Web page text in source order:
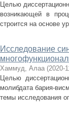
Целью
возникающей в
строится на основе
Исследование
Хаммуд, Алаа (2020-
Целью
молибдата бария-
темы исследования